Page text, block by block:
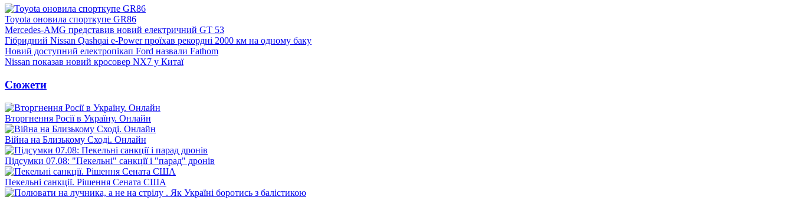
Toyota оновила спорткупе GR86
Mercedes-AMG представив новий електричний GT 53
Гібридний Nissan Qashqai e-Power проїхав рекордні 2000 км на одному баку
Новий доступний електропікап Ford назвали Fathom
Nissan показав новий кросовер NX7 у Китаї
Сюжети
Вторгнення Росії в Україну. Онлайн
Війна на Близькому Сході. Онлайн
Підсумки 07.08: "Пекельні" санкції і "парад" дронів
Пекельні санкції. Рішення Сената США